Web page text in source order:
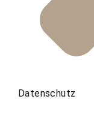
Datenschutz